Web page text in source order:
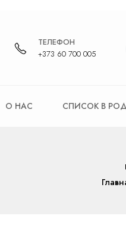
ТЕЛЕФОН
+373 60 700 005
О НАС СПИСОК В